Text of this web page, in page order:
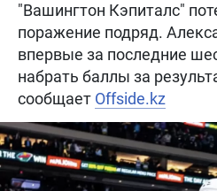
"Вашингтон Кэпиталс"
поражение подряд.
впервые за последние
набрать баллы за
сообщает Offside.kz